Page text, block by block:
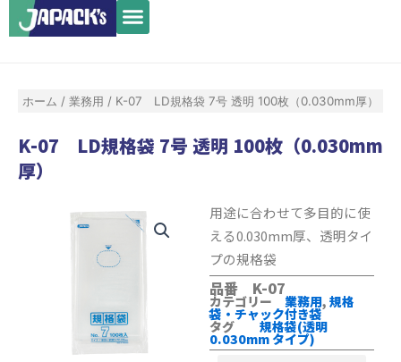
容
メ
ニ
ホーム / 業務用 / K-07 LD規格袋 7号 透明 100枚（0.030mm厚）
K-07 LD規格袋 7号 透明 100枚（0.030mm
厚）
用途に合わせて多目的に使
える0.030mm厚、透明タイ
プの規格袋
品番 K-07
カテゴリー 業務用, 規格
袋・チャック付き袋
タグ 規格袋(透明
0.030mm タイプ)